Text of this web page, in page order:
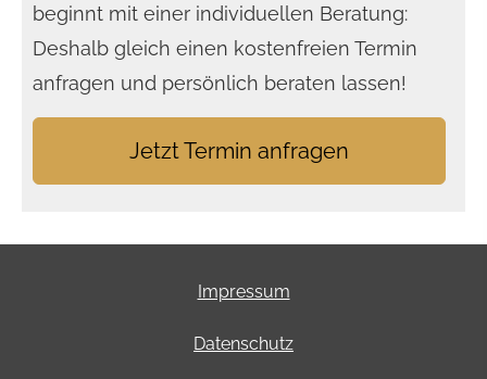
beginnt mit einer individuellen Beratung:
Deshalb gleich einen kostenfreien Termin
anfragen und persönlich beraten lassen!
Jetzt Termin anfragen
Impressum
Datenschutz